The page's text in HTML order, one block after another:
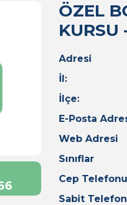
ÖZEL
KURSU
Adresi
İl:
İlçe:
E-Posta
Web Adresi
Sınıflar
Cep Telefonu
Sabit